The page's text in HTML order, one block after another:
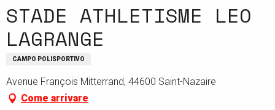
STADE ATHLETISME LEO
LAGRANGE
CAMPO POLISPORTIVO
Avenue François Mitterrand, 44600 Saint-Nazaire
Come arrivare